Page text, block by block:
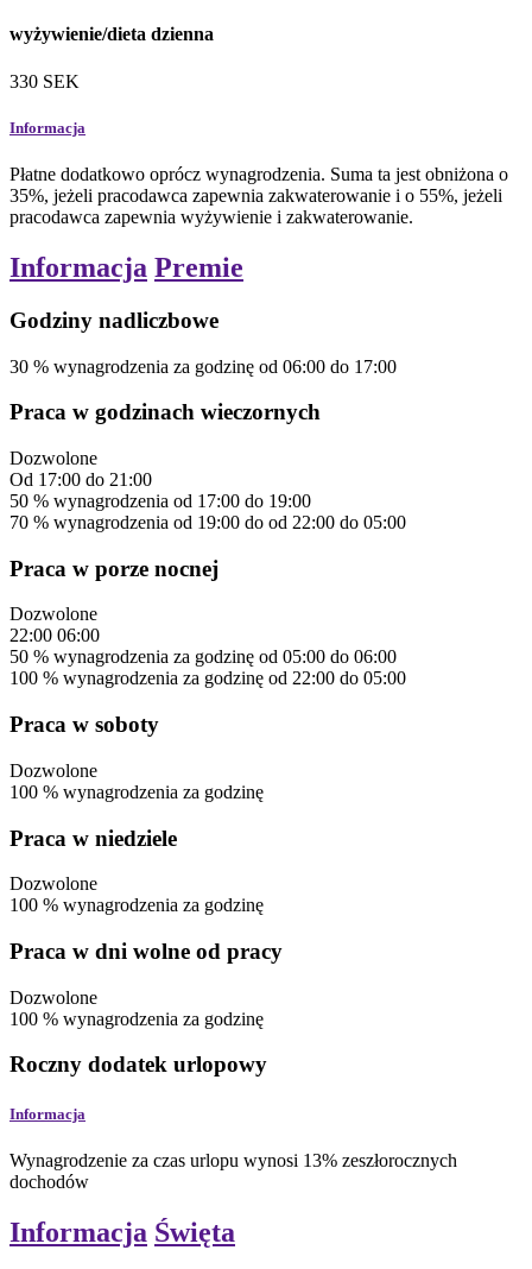
wyżywienie/dieta dzienna
330 SEK
Informacja
Płatne dodatkowo oprócz wynagrodzenia. Suma ta jest obniżona o
35%, jeżeli pracodawca zapewnia zakwaterowanie i o 55%, jeżeli
pracodawca zapewnia wyżywienie i zakwaterowanie.
Informacja Premie
Godziny nadliczbowe
30 % wynagrodzenia za godzinę od 06:00 do 17:00
Praca w godzinach wieczornych
Dozwolone
Od 17:00 do 21:00
50 % wynagrodzenia od 17:00 do 19:00
70 % wynagrodzenia od 19:00 do od 22:00 do 05:00
Praca w porze nocnej
Dozwolone
22:00 06:00
50 % wynagrodzenia za godzinę od 05:00 do 06:00
100 % wynagrodzenia za godzinę od 22:00 do 05:00
Praca w soboty
Dozwolone
100 % wynagrodzenia za godzinę
Praca w niedziele
Dozwolone
100 % wynagrodzenia za godzinę
Praca w dni wolne od pracy
Dozwolone
100 % wynagrodzenia za godzinę
Roczny dodatek urlopowy
Informacja
Wynagrodzenie za czas urlopu wynosi 13% zeszłorocznych
dochodów
Informacja Święta